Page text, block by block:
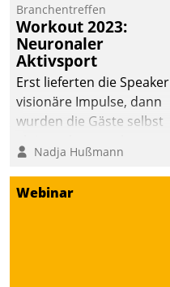
Mammutprojekte
meistern und Workloads
wuppen – bei zunehmend
anspruchsvollen
Aufgaben und
abnehmendem
Branchentreffen
Workout 2023:
Neuronaler
Aktivsport
Erst lieferten die Speaker
visionäre Impulse, dann
wurden die Gäste selbst
methodisch
Vernetzungsideen fürs
Quartier. Dazwischen
Nadja Hußmann
Webinar